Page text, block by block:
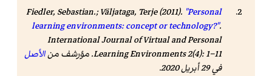
Fiedler, Sebastian.; Väljataga, Terje (2011). "Personal
learning environments: concept or technology?".
International Journal of Virtual and Personal
Learning Environments 2(4): 1–11. مؤرشف من
الأصل
في 29 أبريل 2020.